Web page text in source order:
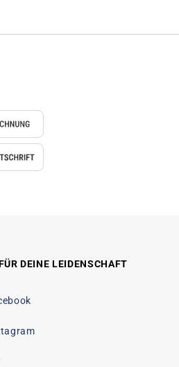
DEINE LEIDENSCHAFT